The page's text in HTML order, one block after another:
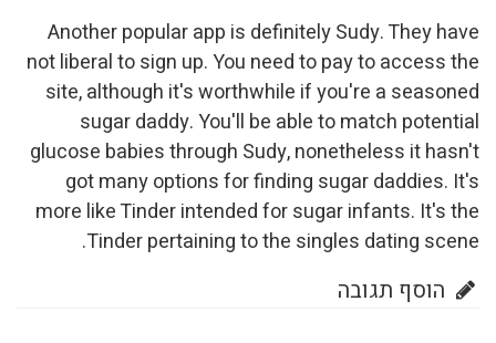
Another popular app is
not liberal to sign up. You
site, although it's
sugar daddy. You'll
glucose babies through
got many options for
more like Tinder
Tinder pertaining to